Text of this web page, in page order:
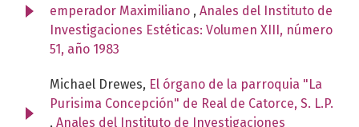
emperador Maximiliano , Anales del Instituto de
Investigaciones Estéticas: Volumen XIII, número
51, año 1983
Michael Drewes, El órgano de la parroquia "La
Purisima Concepción" de Real de Catorce, S. L.P.
, Anales del Instituto de Investigaciones